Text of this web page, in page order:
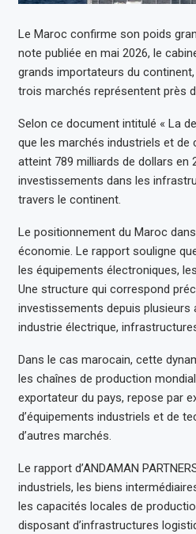
Le Maroc confirme son poids
note publiée en mai 2026, le
grands importateurs du continent,
trois marchés représentent près
Selon ce document intitulé « La
que les marchés industriels et
atteint 789 milliards de dollars en
investissements dans les
travers le continent.
Le positionnement du Maroc
économie. Le rapport souligne
les équipements électroniques,
Une structure qui correspond
investissements depuis plusieurs
industrie électrique,
Dans le cas marocain, cette
les chaînes de production
exportateur du pays, repose par
d’équipements industriels et de
d’autres marchés.
Le rapport d’ANDAMAN
industriels, les biens
les capacités locales de
disposant d’infrastructures